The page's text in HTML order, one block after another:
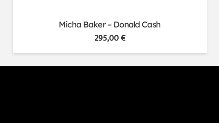
Micha Baker – Donald Cash
295,00€